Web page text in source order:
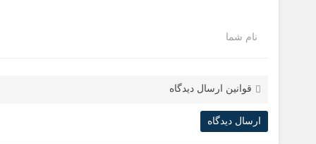
نام شما
قوانین ارسال دیدگاه